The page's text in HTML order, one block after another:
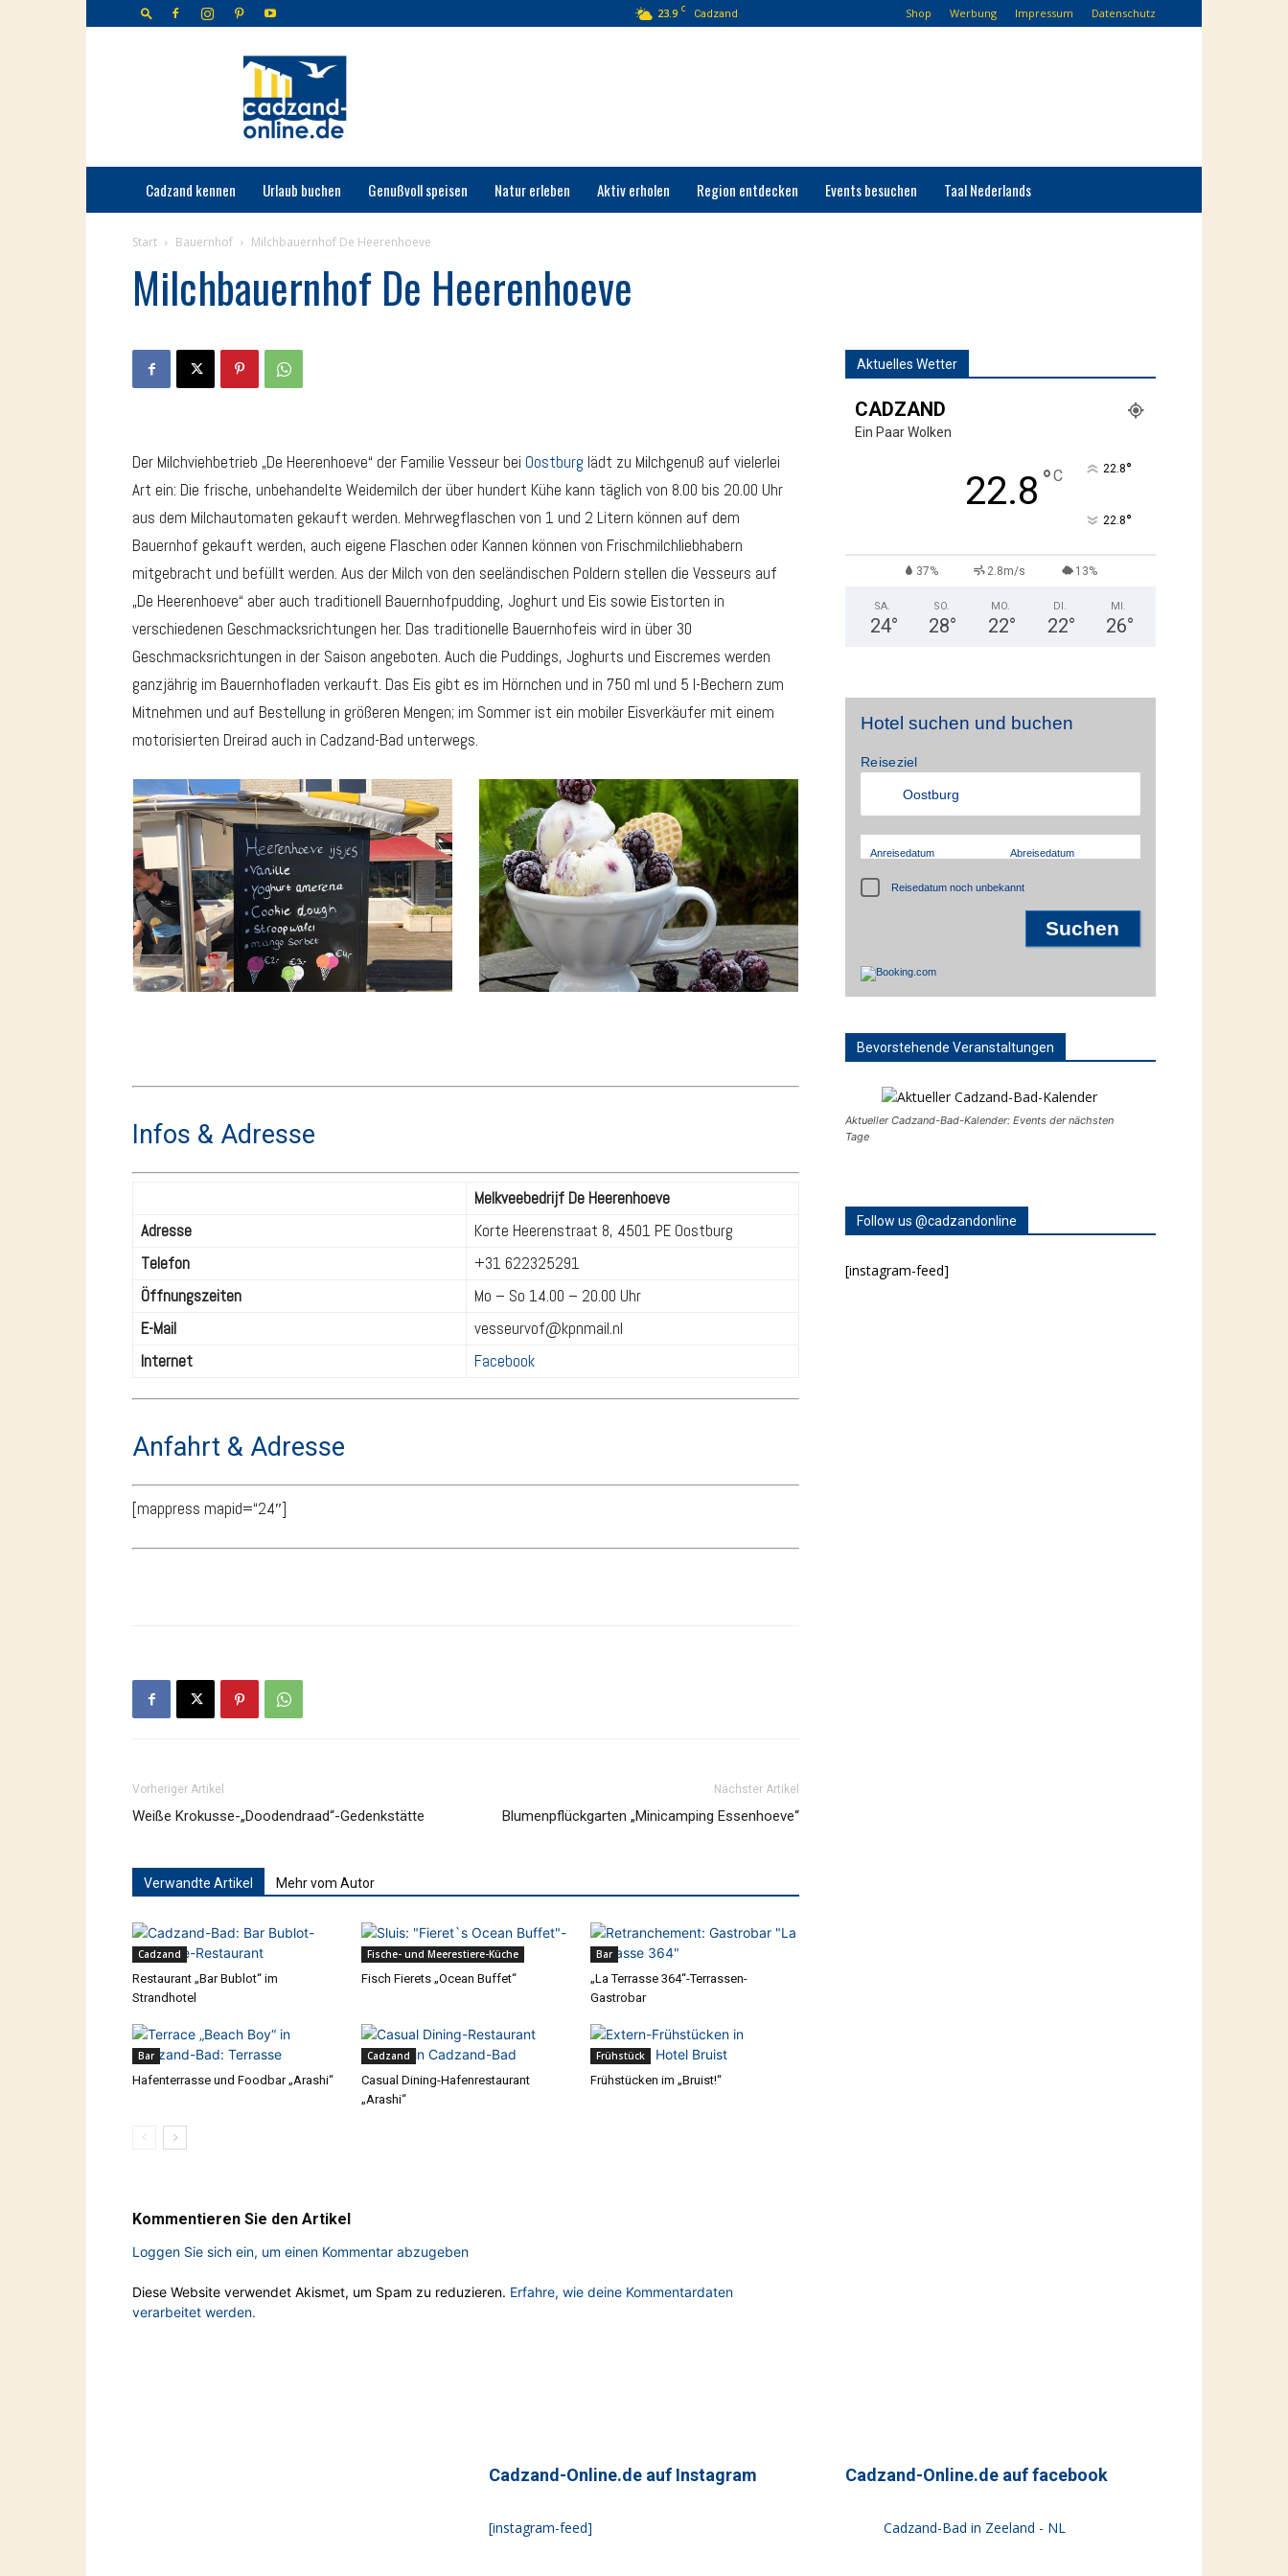
23.9 C Cadzand Shop Werbung Impressum Datenschutz
Cadzand kennen Urlaub buchen Genußvoll speisen Natur erleben Aktiv erholen Region entdecken Events besuchen Taal Nederlands
Start Bauernhof Milchbauernhof De Heerenhoeve
Milchbauernhof De Heerenhoeve
Der Milchviehbetrieb „De Heerenhoeve“ der Familie Vesseur bei Oostburg lädt zu Milchgenuß auf vielerlei
Art ein: Die frische, unbehandelte Weidemilch der über hundert Kühe kann täglich von 8.00 bis 20.00 Uhr
aus dem Milchautomaten gekauft werden. Mehrwegflaschen von 1 und 2 Litern können auf dem
Bauernhof gekauft werden, auch eigene Flaschen oder Kannen können von Frischmilchliebhabern
mitgebracht und befüllt werden. Aus der Milch von den seeländischen Poldern stellen die Vesseurs auf
„De Heerenhoeve“ aber auch traditionell Bauernhofpudding, Joghurt und Eis sowie Eistorten in
verschiedenen Geschmacksrichtungen her. Das traditionelle Bauernhofeis wird in über 30
Geschmacksrichtungen in der Saison angeboten. Auch die Puddings, Joghurts und Eiscremes werden
ganzjährig im Bauernhofladen verkauft. Das Eis gibt es im Hörnchen und in 750 ml und 5 l-Bechern zum
Mitnehmen und auf Bestellung in größeren Mengen; im Sommer ist ein mobiler Eisverkäufer mit einem
motorisierten Dreirad auch in Cadzand-Bad unterwegs.
Infos & Adresse
Melkveebedrijf De Heerenhoeve
Adresse
Korte Heerenstraat 8, 4501 PE Oostburg
Telefon
+31 622325291
Öffnungszeiten
Mo – So 14.00 – 20.00 Uhr
E-Mail
vesseurvof@kpnmail.nl
Internet
Facebook
Anfahrt & Adresse
[mappress mapid=“24″]
Vorheriger Artikel
Weiße Krokusse-„Doodendraad“-Gedenkstätte
Nächster Artikel
Blumenpflückgarten „Minicamping Essenhoeve“
Verwandte Artikel Mehr vom Autor
Cadzand
Restaurant „Bar Bublot“ im
Strandhotel
Fische- und Meerestiere-Küche
Fisch Fierets „Ocean Buffet“
Bar
„La Terrasse 364“-Terrassen-
Gastrobar
Bar
Hafenterrasse und Foodbar „Arashi“
Cadzand
Casual Dining-Hafenrestaurant
„Arashi“
Frühstück
Frühstücken im „Bruist!“
Kommentieren Sie den Artikel
Loggen Sie sich ein, um einen Kommentar abzugeben
Diese Website verwendet Akismet, um Spam zu reduzieren. Erfahre, wie deine Kommentardaten
verarbeitet werden.
Aktuelles Wetter
CADZAND
Ein Paar Wolken
22.8 °C 22.8°
22.8°
37% 2.8m/s 13%
SA.
24°
SO.
28°
MO.
22°
DI.
22°
MI.
26°
Hotel suchen und buchen
Reiseziel
Anreisedatum Abreisedatum
Reisedatum noch unbekannt
Bevorstehende Veranstaltungen
Aktueller Cadzand-Bad-Kalender: Events der nächsten
Tage
Follow us @cadzandonline
[instagram-feed]
Cadzand-Online.de auf Instagram
[instagram-feed]
Cadzand-Online.de auf facebook
Cadzand-Bad in Zeeland - NL